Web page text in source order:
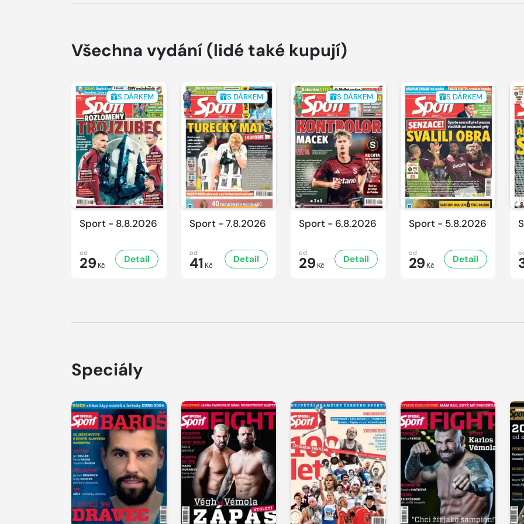
Všechna vydání (lidé také kupují)
S DÁRKEM
Sport - 8.8.2026
od
29 Kč
Detail
S DÁRKEM
Sport - 7.8.2026
od
41 Kč
Detail
S DÁRKEM
Sport - 6.8.2026
od
29 Kč
Detail
S DÁRKEM
Sport - 5.8.2026
od
29 Kč
Detail
Speciály